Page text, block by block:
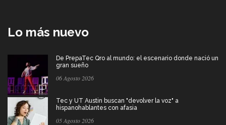
Lo más nuevo
De PrepaTec Qro al mundo: el escenario donde nació un
gran sueño
06 Agosto 2026
Tec y UT Austin buscan "devolver la voz" a
hispanohablantes con afasia
05 Agosto 2026